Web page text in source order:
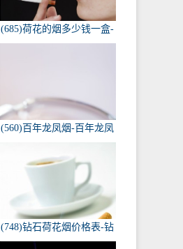
(685)荷花的烟多少钱一盒-
荷花烟多少钱一盒
(560)百年龙凤烟-百年龙凤
(748)钻石荷花烟价格表-钻
石荷花烟多少钱一包